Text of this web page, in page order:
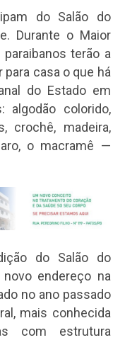
do Salão do
Durante o Maior
terão a
casa o que há
do Estado em
algodão colorido,
crochê, madeira,
o macramê —
do Salão do
novo endereço na
no ano passado
mais conhecida
com estrutura